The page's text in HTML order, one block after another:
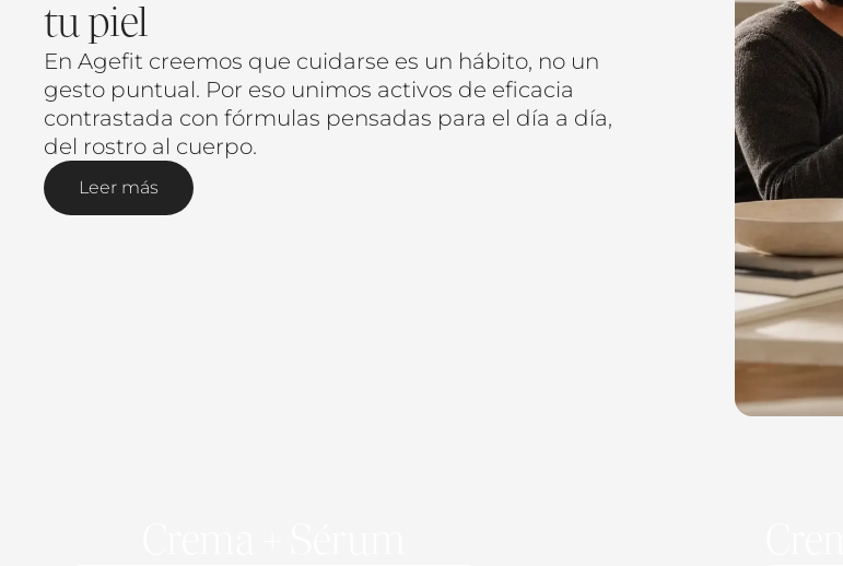
tu piel
En Agefit creemos que cuidarse es un hábito, no un
gesto puntual. Por eso unimos activos de eficacia
contrastada con fórmulas pensadas para el día a día,
del rostro al cuerpo.
Leer más